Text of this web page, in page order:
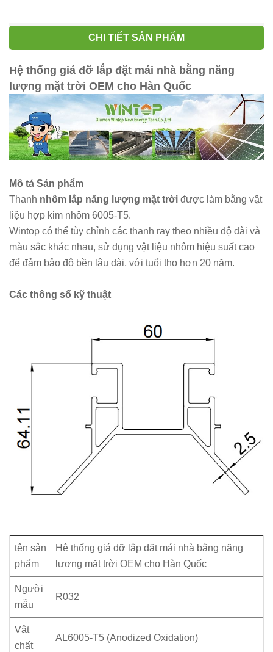
CHI TIẾT SẢN PHẨM
Hệ thống giá đỡ lắp đặt mái nhà bằng năng
lượng mặt trời OEM cho Hàn Quốc
Mô tả Sản phẩm
Thanh nhôm lắp năng lượng mặt trời được làm bằng vật
liệu hợp kim nhôm 6005-T5.
Wintop có thể tùy chỉnh các thanh ray theo nhiều độ dài và
màu sắc khác nhau, sử dụng vật liệu nhôm hiệu suất cao
để đảm bảo độ bền lâu dài, với tuổi thọ hơn 20 năm.
Các thông số kỹ thuật
tên sản
phẩm
Hệ thống giá đỡ lắp đặt mái nhà bằng năng
lượng mặt trời OEM cho Hàn Quốc
Người
mẫu
R032
Vật
chất
AL6005-T5 (Anodized Oxidation)